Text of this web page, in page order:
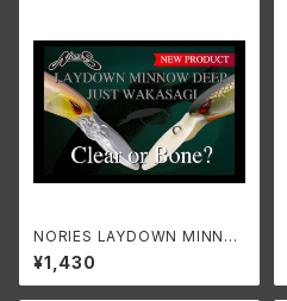
NORIES LAYDOWN MINNO
W DEEP JUST WAKASAGI/
ノリーズ レイダウンミノー ディ
ープ ジャストワカサギ
¥1,430